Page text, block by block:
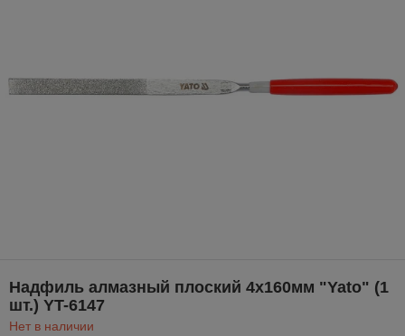
Надфиль алмазный плоский 4х160мм "Yato" (1
шт.) YT-6147
Нет в наличии